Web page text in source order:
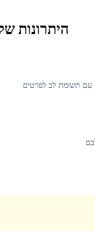
היתרונות
עם תשומת לב לפרטים